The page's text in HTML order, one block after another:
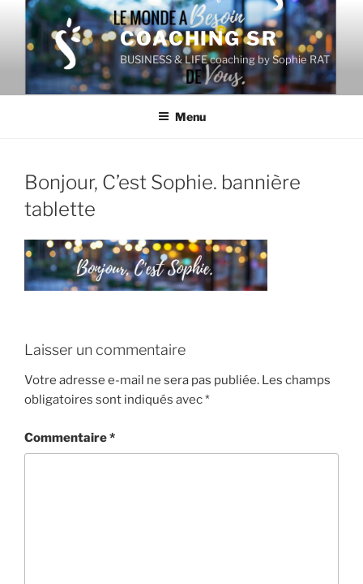
Aller
contenu
principal
COACHING SR
BUSINESS & LIFE coaching by Sophie RAT
Menu
Bonjour, C’est Sophie. bannière
tablette
Laisser un commentaire
Votre adresse e-mail ne sera pas publiée. Les champs
obligatoires sont indiqués avec*
Commentaire*